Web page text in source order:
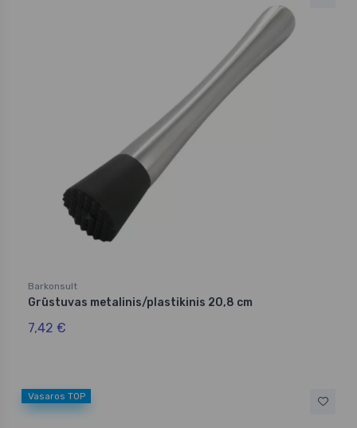
Barkonsult
Grūstuvas metalinis/plastikinis 20,8 cm
7,42 €
Vasaros TOP